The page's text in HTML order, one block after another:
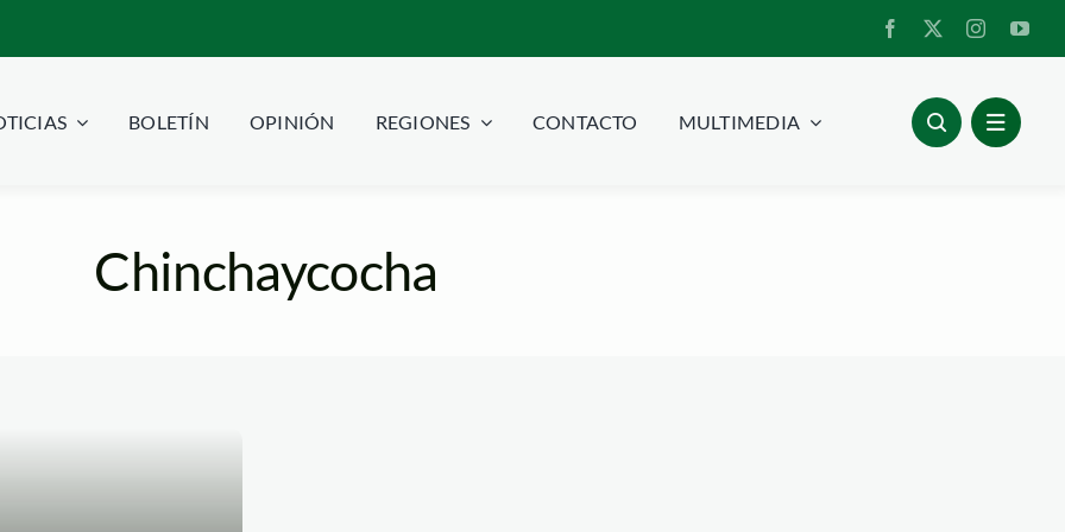
BOLETÍN OPINIÓN REGIONES CONTACTO MULTIMEDIA
Chinchaycocha